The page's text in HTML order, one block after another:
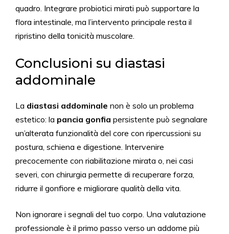
quadro. Integrare probiotici mirati può supportare la
flora intestinale, ma l’intervento principale resta il
ripristino della tonicità muscolare.
Conclusioni su diastasi
addominale
La diastasi addominale non è solo un problema
estetico: la pancia gonfia persistente può segnalare
un’alterata funzionalità del core con ripercussioni su
postura, schiena e digestione. Intervenire
precocemente con riabilitazione mirata o, nei casi
severi, con chirurgia permette di recuperare forza,
ridurre il gonfiore e migliorare qualità della vita.
Non ignorare i segnali del tuo corpo. Una valutazione
professionale è il primo passo verso un addome più